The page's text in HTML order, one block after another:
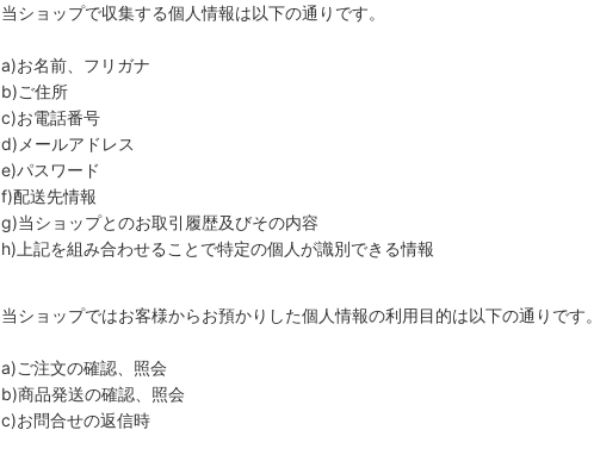
当ショップで収集する個人情報は以下の通りです。
a)お名前、フリガナ
b)ご住所
c)お電話番号
d)メールアドレス
e)パスワード
f)配送先情報
g)当ショップとのお取引履歴及びその内容
h)上記を組み合わせることで特定の個人が識別できる情報
当ショップではお客様からお預かりした個人情報の利用目的は以下の通りです。
a)ご注文の確認、照会
b)商品発送の確認、照会
c)お問合せの返信時